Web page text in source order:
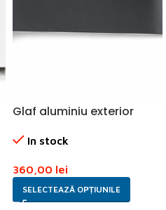
Glaf aluminiu exterior
In stock
360,00 lei
SELECTEAZĂ OPȚIUNILE